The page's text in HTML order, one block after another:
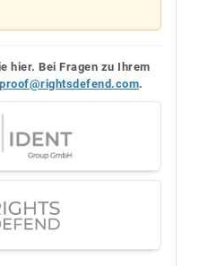
hier. Bei Fragen zu Ihrem
proof@rightsdefend.com.